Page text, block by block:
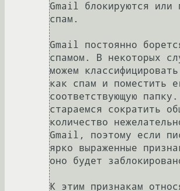
Gmail блокируются или
спам.
Gmail постоянно
спамом. В некоторых
можем
как спам и поместить
соответствующую
стараемся сократить
количество
Gmail, поэтому если
ярко выраженные
оно будет
К этим признакам